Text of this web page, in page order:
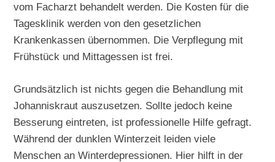
vom Facharzt behandelt werden. Die Kosten für die
Tagesklinik werden von den gesetzlichen
Krankenkassen übernommen. Die Verpflegung mit
Frühstück und Mittagessen ist frei.
Grundsätzlich ist nichts gegen die Behandlung mit
Johanniskraut auszusetzen. Sollte jedoch keine
Besserung eintreten, ist professionelle Hilfe gefragt.
Während der dunklen Winterzeit leiden viele
Menschen an Winterdepressionen. Hier hilft in der